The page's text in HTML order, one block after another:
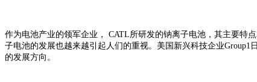
作为电池产业的领军企业， CATL所研发的钠离子电池，其主要特
子电池的发展也越来越引起人们的重视。美国新兴科技企业
的发展方向。